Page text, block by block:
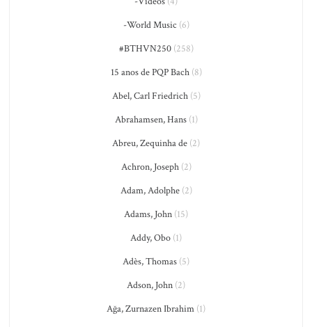
-World Music (6)
#BTHVN250(258)
15 anos de PQP Bach(8)
Abel, Carl Friedrich(5)
Abrahamsen, Hans(1)
Abreu, Zequinha de (2)
Achron, Joseph(2)
Adam, Adolphe(2)
Adams, John (15)
Addy, Obo (1)
Adès, Thomas (5)
Adson, John (2)
Ağa, Zurnazen Ibrahim (1)